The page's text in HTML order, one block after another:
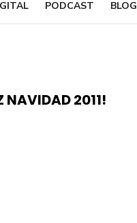
PODCAST BLOG
NAVIDAD 2011!